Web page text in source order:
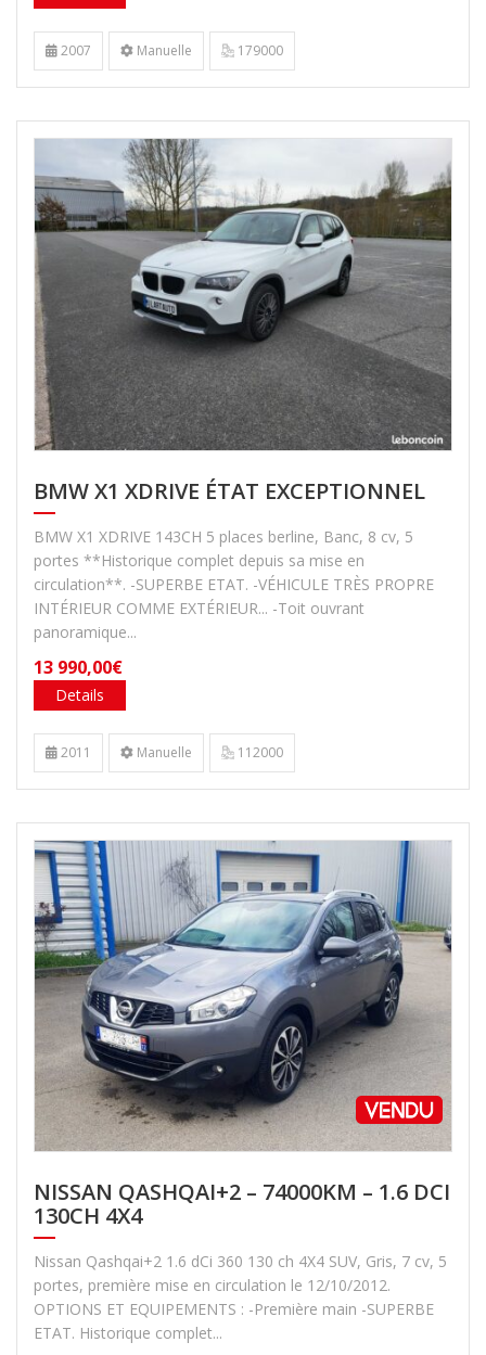
2007 Manuelle 179000
BMW X1 XDRIVE ÉTAT EXCEPTIONNEL
BMW X1 XDRIVE 143CH 5 places berline, Banc, 8 cv, 5
portes **Historique complet depuis sa mise en
circulation**. -SUPERBE ETAT. -VÉHICULE TRÈS PROPRE
INTÉRIEUR COMME EXTÉRIEUR... -Toit ouvrant
panoramique...
13 990,00€
Details
2011 Manuelle 112000
NISSAN QASHQAI+2 – 74000KM – 1.6 DCI
130CH 4X4
Nissan Qashqai+2 1.6 dCi 360 130 ch 4X4 SUV, Gris, 7 cv, 5
portes, première mise en circulation le 12/10/2012.
OPTIONS ET EQUIPEMENTS : -Première main -SUPERBE
ETAT. Historique complet...